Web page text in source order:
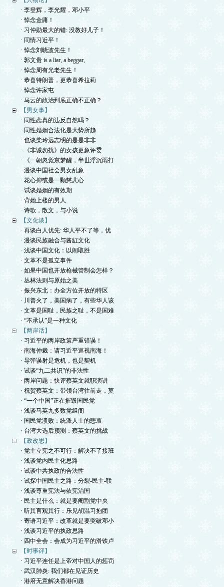
· 李登辉，李光耀，邓小平
· 悼念金庸！
· 习仲勋最大的错: 没教好儿子！
· 同情习近平！
· 悼念刘晓波先生！
· 郭文贵 is a liar, a beggar,
· 悼念周有光老先生！
· 恭喜特朗普，更恭喜希拉莉
· 悼念许家屯
· 马云的政治到底正确不正确？
【男女事】
· 同性恋真的违反自然吗？
· 同性婚姻合法化是大势所趋
· 也谈柴玲远志明的是是非非
· 《非诚勿扰》的女孩更象评委
· 《一朝忽觉京梦醒，半世浮沉雨打
· 漫谈中国社会男女乱象
· 花心抑或是一颗慈悲心
· 试谈婚姻的有效期
· 背她上楼的男人
· 诗歌，散文，与小说
【文化谈】
· 再谈白人优先: 华人平不了等，优
· 漫谈民族融合与酱缸文化
· 浅谈中国文化：以闹取胜
· 文革不是孤立事件
· 如果中国也开放枪械管制会怎样？
· 丛林法则与原始之美
· 振兴东北：办全方位开放的特区
· 川普火了，美国病了，有些华人该
· 文革是国耻，民族之耻，不是国难
· “不承认”是一种文化
【两岸话】
· 习近平的两岸政策严重错误！
· 南海仲裁：请习近平巡视南海！
· 导弹误射是危机，也是契机
· 试谈“九二共识”的非法性
· 两岸问题：快评蔡英文就职演讲
· 祝贺蔡英文：带领台湾往前走，莫
· “一个中国”正在摧毁国民党
· 浅谈马英九多数党组阁
· 国民党溃败：统派人士的悲哀
· 台湾大选后预测：蔡英文的挑战
【政改思】
· 党主立宪之不可行：解决不了接班
· 浅谈党内民主化思路
· 试谈中共执政的合法性
· 试探中国民主之路：分裂-民主-联
· 浅谈尊重宪法与依宪治国
· 民主是什么：就是要阉割党中央
· 听其言观其行：乐见胡温习抱团
· 寄语习近平：改革就是要突破邓小
· 浅谈习近平的执政思路
· 四中全会：会成为习近平的滑铁卢
【时事评】
· 习近平连任是上帝对中国人的惩罚
· 武汉肺炎: 我们都在见证历史
· 港府无意解决香港问题